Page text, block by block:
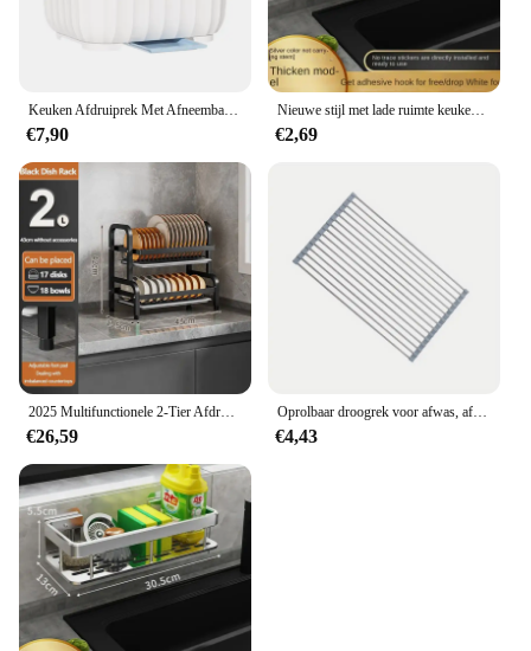
Keuken Afdruiprek Met Afneembare Lekbak Gebruiksvoorwerp Houder Afwassen Afdruiprek Plaat Organizer Voor Keuken
€7,90
Nieuwe stijl met lade ruimte keuken opbergrek gootsteen afvoerrek spons organisator hangende zeep afdruiprek plank planken
€2,69
2025 Multifunctionele 2-Tier Afdruiprek Keukenbenodigdheden Opbergrek Afdruiprek met Eetstokjes/Messen/Snijplank Houder
€26,59
Oprolbaar droogrek voor afwas, afdruiprek voor de keuken, droogrek voor gootsteen van roestvrij staal, opvouwbare afdruiprek
€4,43